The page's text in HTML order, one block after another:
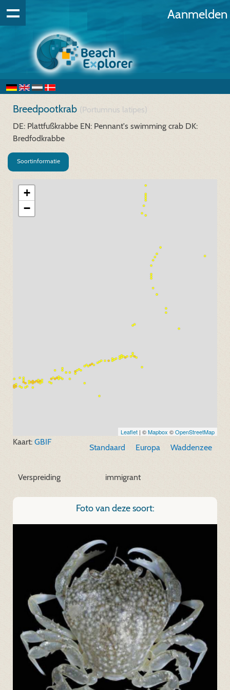
Aanmelden
Breedpootkrab (Portumnus latipes)
DE: Plattfußkrabbe EN: Pennant's swimming crab DK:
Bredfodkrabbe
Soortinformatie
+
−
Leaflet | ©Mapbox ©OpenStreetMap
Standaard Europa Waddenzee
Kaart: GBIF
Verspreiding immigrant
Foto van deze soort: